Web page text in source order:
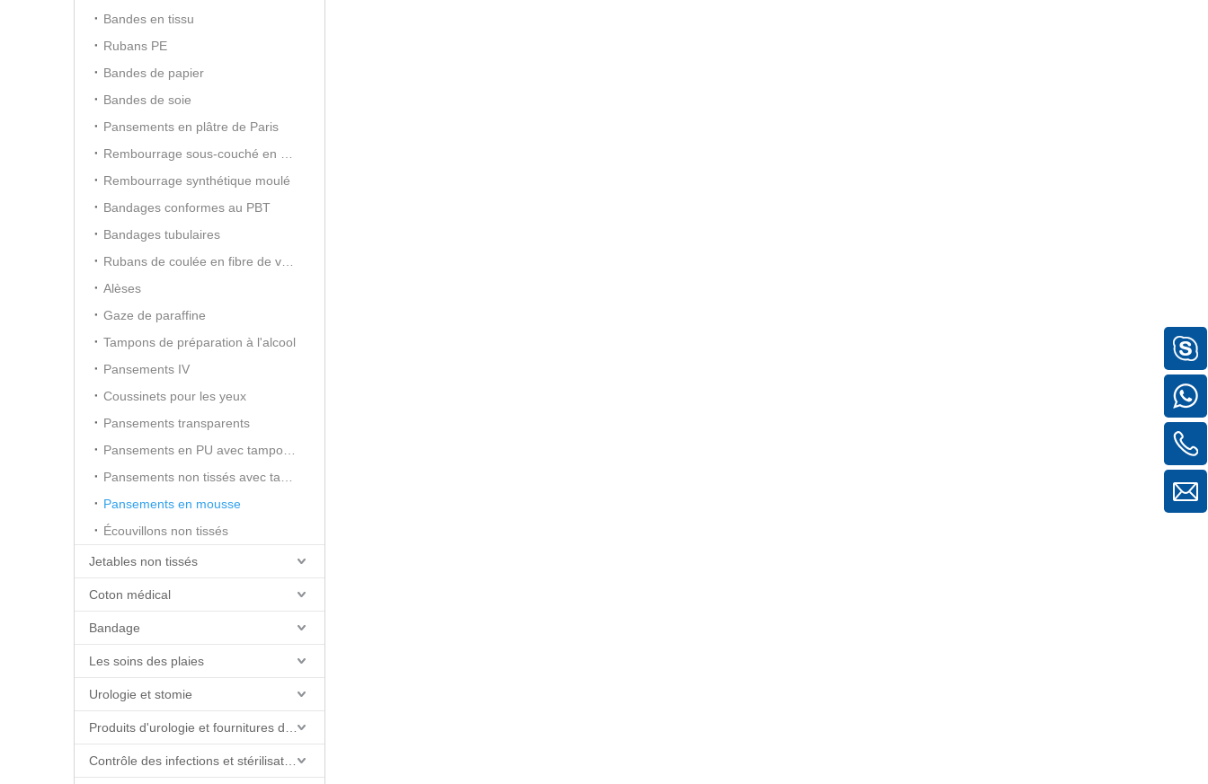
Bandes en tissu
Rubans PE
Bandes de papier
Bandes de soie
Pansements en plâtre de Paris
Rembourrage synthétique moulé
Bandages conformes au PBT
Bandages tubulaires
Alèses
Gaze de paraffine
Tampons de préparation à l'alcool
Pansements IV
Coussinets pour les yeux
Pansements transparents
Pansements en mousse
Écouvillons non tissés
Jetables non tissés
Coton médical
Bandage
Les soins des plaies
Urologie et stomie